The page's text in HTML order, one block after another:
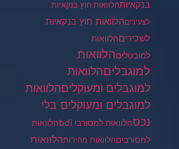
בנקאיותהלוואות חוץ בנקאיות
לצעיריםהלוואות חוץ בנקאיות
לשכיריםהלוואות
למובטליםהלוואות
למוגבליםהלוואות
למוגבלים ומעוקליםהלוואות
למוגבלים ומעוקלים בלי
נכסהלוואות למסורבי bdi
הלוואות
למסורביםהלוואות מהירותהלוואות